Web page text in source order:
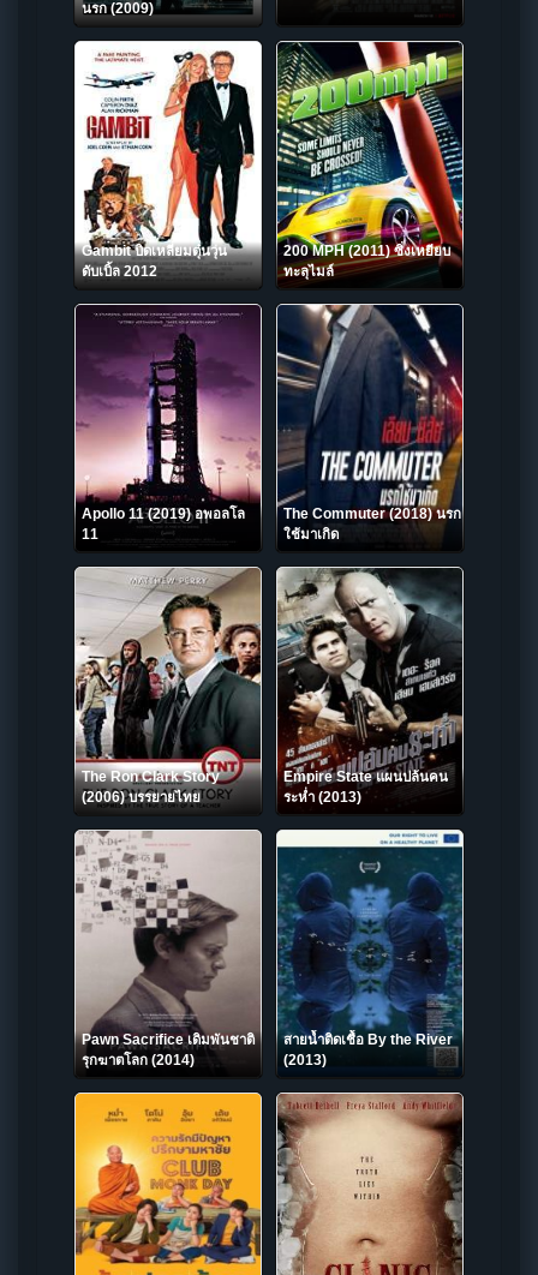
นรก (2009)
Gambit บิดเหลี่ยมตุ๋นวุ่น
ดับเบิ้ล 2012
200 MPH (2011) ซิ่งเหยียบ
ทะลุไมล์
Apollo 11 (2019) อพอลโล
11
The Commuter (2018) นรก
ใช้มาเกิด
The Ron Clark Story
(2006) บรรยายไทย
Empire State แผนปล้นคน
ระห่ำ (2013)
Pawn Sacrifice เดิมพันชาติ
รุกฆาตโลก (2014)
สายน้ำติดเชื้อ‬ By the River
(2013)